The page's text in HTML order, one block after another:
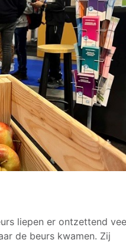
liepen er ontzettend
de beurs kwamen. Zij